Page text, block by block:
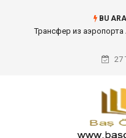
BU
Kafes Sandık ve Peyzaj
27